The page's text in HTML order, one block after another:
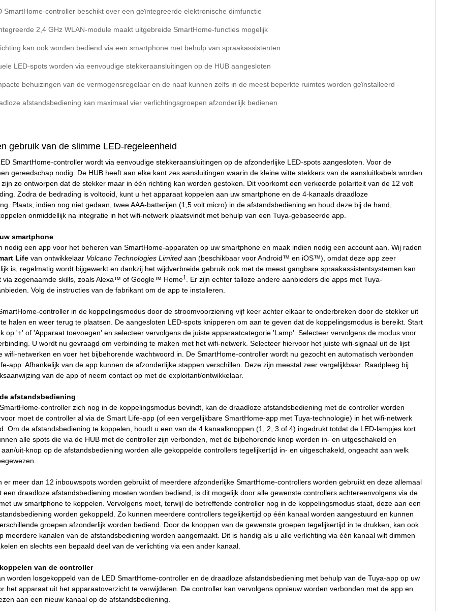
SmartHome-controller beschikt over een geïntegreerde elektronische dimfunctie
2,4 GHz WLAN-module maakt uitgebreide SmartHome-functies mogelijk
kan ook worden bediend via een smartphone met behulp van spraakassistenten
LED-spots worden via eenvoudige stekkeraansluitingen op de HUB aangesloten
behuizingen van de vermogensregelaar en de naaf kunnen zelfs in de meest beperkte ruimtes worden geïnstalleerd
afstandsbediening kan maximaal vier verlichtingsgroepen afzonderlijk bedienen
gebruik van de slimme LED-regeleenheid
SmartHome-controller wordt via eenvoudige stekkeraansluitingen op de afzonderlijke LED-spots aangesloten. Voor de
gereedschap nodig. De HUB heeft aan elke kant zes aansluitingen waarin de kleine witte stekkers van de aansluitkabels worden
zo ontworpen dat de stekker maar in één richting kan worden gestoken. Dit voorkomt een verkeerde polariteit van de 12 volt
Zodra de bedrading is voltooid, kunt u het apparaat koppelen aan uw smartphone en de 4-kanaals draadloze
Plaats, indien nog niet gedaan, twee AAA-batterijen (1,5 volt micro) in de afstandsbediening en houd deze bij de hand,
onmiddellijk na integratie in het wifi-netwerk plaatsvindt met behulp van een Tuya-gebaseerde app.
smartphone
nodig een app voor het beheren van SmartHome-apparaten op uw smartphone en maak indien nodig een account aan. Wij raden
Life van ontwikkelaar Volcano Technologies Limited aan (beschikbaar voor Android™ en iOS™), omdat deze app zeer
is, regelmatig wordt bijgewerkt en dankzij het wijdverbreide gebruik ook met de meest gangbare spraakassistentsystemen kan
via zogenaamde skills, zoals Alexa™ of Google™ Home1 . Er zijn echter talloze andere aanbieders die apps met Tuya-
Volg de instructies van de fabrikant om de app te installeren.
controller in de koppelingsmodus door de stroomvoorziening vijf keer achter elkaar te onderbreken door de stekker uit
halen en weer terug te plaatsen. De aangesloten LED-spots knipperen om aan te geven dat de koppelingsmodus is bereikt. Start
op '+' of 'Apparaat toevoegen' en selecteer vervolgens de juiste apparaatcategorie 'Lamp'. Selecteer vervolgens de modus voor
U wordt nu gevraagd om verbinding te maken met het wifi-netwerk. Selecteer hiervoor het juiste wifi-signaal uit de lijst
wifi-netwerken en voer het bijbehorende wachtwoord in. De SmartHome-controller wordt nu gezocht en automatisch verbonden
app. Afhankelijk van de app kunnen de afzonderlijke stappen verschillen. Deze zijn meestal zeer vergelijkbaar. Raadpleeg bij
van de app of neem contact op met de exploitant/ontwikkelaar.
afstandsbediening
controller zich nog in de koppelingsmodus bevindt, kan de draadloze afstandsbediening met de controller worden
moet de controller al via de Smart Life-app (of een vergelijkbare SmartHome-app met Tuya-technologie) in het wifi-netwerk
Om de afstandsbediening te koppelen, houdt u een van de 4 kanaalknoppen (1, 2, 3 of 4) ingedrukt totdat de LED-lampjes kort
alle spots die via de HUB met de controller zijn verbonden, met de bijbehorende knop worden in- en uitgeschakeld en
uit-knop op de afstandsbediening worden alle gekoppelde controllers tegelijkertijd in- en uitgeschakeld, ongeacht aan welk
er meer dan 12 inbouwspots worden gebruikt of meerdere afzonderlijke SmartHome-controllers worden gebruikt en deze allemaal
een draadloze afstandsbediening moeten worden bediend, is dit mogelijk door alle gewenste controllers achtereenvolgens via de
uw smartphone te koppelen. Vervolgens moet, terwijl de betreffende controller nog in de koppelingsmodus staat, deze aan een
worden gekoppeld. Zo kunnen meerdere controllers tegelijkertijd op één kanaal worden aangestuurd en kunnen
groepen afzonderlijk worden bediend. Door de knoppen van de gewenste groepen tegelijkertijd in te drukken, kan ook
meerdere kanalen van de afstandsbediening worden aangemaakt. Dit is handig als u alle verlichting via één kanaal wilt dimmen
en slechts een bepaald deel van de verlichting via een ander kanaal.
van de controller
worden losgekoppeld van de LED SmartHome-controller en de draadloze afstandsbediening met behulp van de Tuya-app op uw
het apparaat uit het apparaatoverzicht te verwijderen. De controller kan vervolgens opnieuw worden verbonden met de app en
aan een nieuw kanaal op de afstandsbediening.